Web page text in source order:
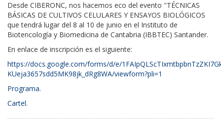
Desde CIBERONC, nos hacemos eco del evento "TÉCNICAS
BÁSICAS DE CULTIVOS CELULARES Y ENSAYOS BIOLÓGICOS
que tendrá lugar del 8 al 10 de junio en el Instituto de
Biotencología y Biomedicina de Cantabria (IBBTEC) Santander.
En enlace de inscripción es el siguiente:
https://docs.google.com/forms/d/e/
KUeja3657sdd5MK98jk_dRg8WA/viewform?pli=1
Programa.
Cartel.